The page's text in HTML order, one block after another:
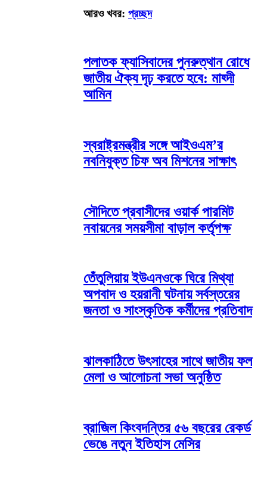
আরও খবর: প্রচ্ছদ
পলাতক ফ্যাসিবাদের পুনরুত্থান রোধে
জাতীয় ঐক্য দৃঢ় করতে হবে: মাহ্দী
আমিন
স্বরাষ্ট্রমন্ত্রীর সঙ্গে আইওএম’র
নবনিযুক্ত চিফ অব মিশনের সাক্ষাৎ
সৌদিতে প্রবাসীদের ওয়ার্ক পারমিট
নবায়নের সময়সীমা বাড়াল কর্তৃপক্ষ
তেঁতুলিয়ায় ইউএনওকে ঘিরে মিথ্যা
অপবাদ ও হয়রানী ঘটনায় সর্বস্তরের
জনতা ও সাংস্কৃতিক কর্মীদের প্রতিবাদ
ঝালকাঠিতে উৎসাহের সাথে জাতীয় ফল
মেলা ও আলোচনা সভা অনুষ্ঠিত
ব্রাজিল কিংবদন্তির ৫৬ বছরের রেকর্ড
ভেঙে নতুন ইতিহাস মেসির